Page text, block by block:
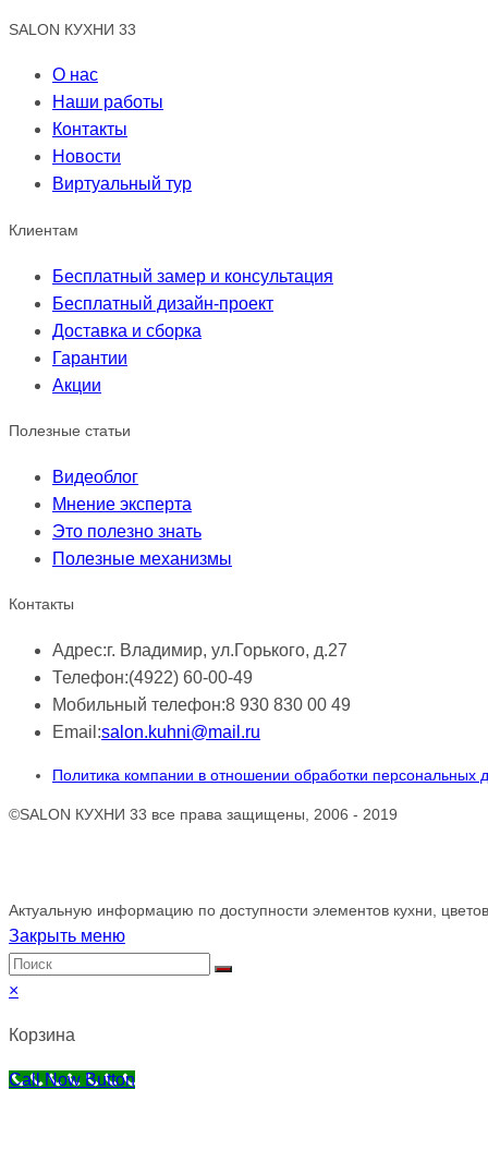
SALON КУХНИ 33
О нас
Наши работы
Контакты
Новости
Виртуальный тур
Клиентам
Бесплатный замер и консультация
Бесплатный дизайн-проект
Доставка и сборка
Гарантии
Акции
Полезные статьи
Видеоблог
Мнение эксперта
Это полезно знать
Полезные механизмы
Контакты
Адрес:г. Владимир, ул.Горького, д.27
Телефон:(4922) 60-00-49
Мобильный телефон:8 930 830 00 49
Email:salon.kuhni@mail.ru
Политика компании в отношении обработки персональных
©SALON КУХНИ 33 все права защищены, 2006 - 2019
Актуальную информацию по доступности элементов кухни,
Закрыть меню
×
Корзина
Call Now Button